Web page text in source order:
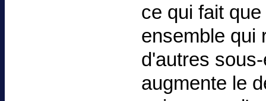
ce qui fait
ensemble qui
d'autres
augmente le